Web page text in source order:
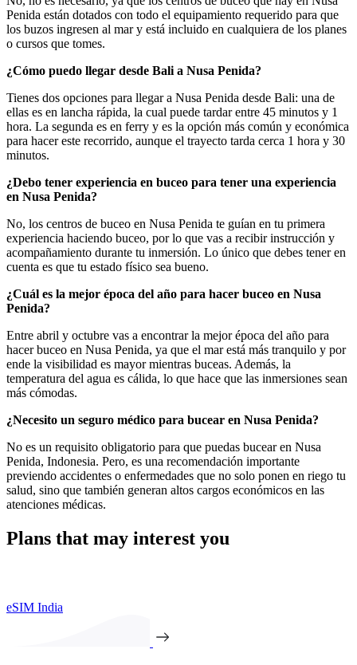
Penida están dotados con todo el equipamiento requerido para que
los buzos ingresen al mar y está incluido en cualquiera de los planes
o cursos que tomes.
¿Cómo puedo llegar desde Bali a Nusa Penida?
Tienes dos opciones para llegar a Nusa Penida desde Bali: una de
ellas es en lancha rápida, la cual puede tardar entre 45 minutos y 1
hora. La segunda es en ferry y es la opción más común y económica
para hacer este recorrido, aunque el trayecto tarda cerca 1 hora y 30
minutos.
¿Debo tener experiencia en buceo para tener una experiencia
en Nusa Penida?
No, los centros de buceo en Nusa Penida te guían en tu primera
experiencia haciendo buceo, por lo que vas a recibir instrucción y
acompañamiento durante tu inmersión. Lo único que debes tener en
cuenta es que tu estado físico sea bueno.
¿Cuál es la mejor época del año para hacer buceo en Nusa
Penida?
Entre abril y octubre vas a encontrar la mejor época del año para
hacer buceo en Nusa Penida, ya que el mar está más tranquilo y por
ende la visibilidad es mayor mientras buceas. Además, la
temperatura del agua es cálida, lo que hace que las inmersiones sean
más cómodas.
¿Necesito un seguro médico para bucear en Nusa Penida?
No es un requisito obligatorio para que puedas bucear en Nusa
Penida, Indonesia. Pero, es una recomendación importante
previendo accidentes o enfermedades que no solo ponen en riego tu
salud, sino que también generan altos cargos económicos en las
atenciones médicas.
Plans that may interest you
eSIM India